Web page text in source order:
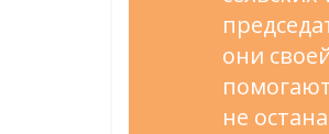
они
не